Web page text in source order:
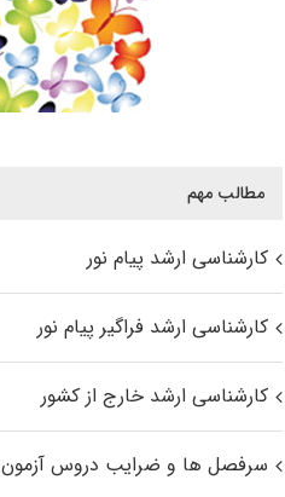
مطالب مهم
کارشناسی ارشد پیام نور
کارشناسی ارشد فراگیر پیام نور
کارشناسی ارشد خارج از کشور
سرفصل ها و ضرایب دروس آزمون